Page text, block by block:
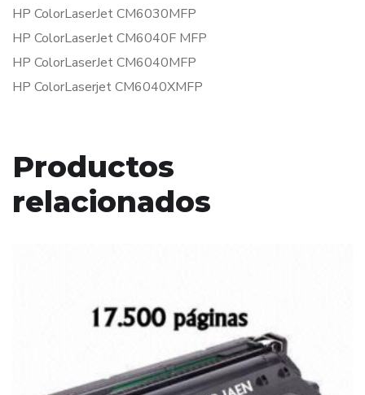
HP ColorLaserJet CM6030MFP
HP ColorLaserJet CM6040F MFP
HP ColorLaserJet CM6040MFP
HP ColorLaserjet CM6040XMFP
Productos
relacionados